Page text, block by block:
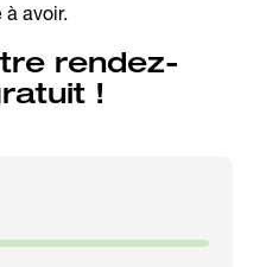
avoir.
rendez-
!